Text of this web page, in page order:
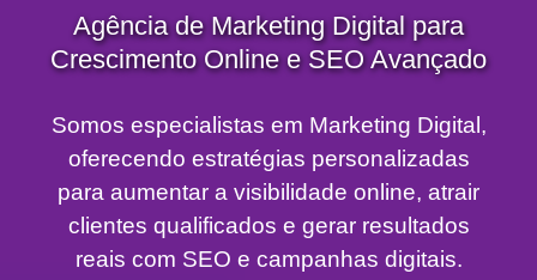
Agência de Marketing Digital para
Crescimento Online e SEO Avançado
Somos especialistas em Marketing Digital,
oferecendo estratégias personalizadas
para aumentar a visibilidade online, atrair
clientes qualificados e gerar resultados
reais com SEO e campanhas digitais.